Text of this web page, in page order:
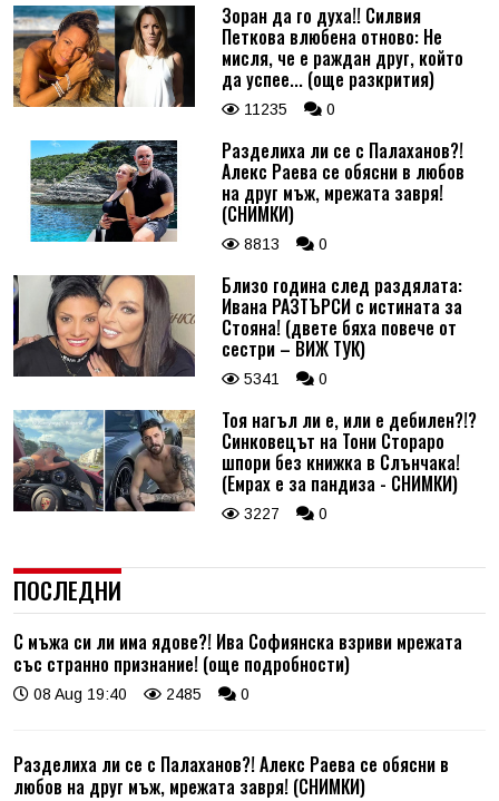
Зоран да го духа!! Силвия
Петкова влюбена отново: Не
мисля, че е раждан друг, който
да успее... (още разкрития)
11235 0
Разделиха ли се с Палаханов?!
Алекс Раева се обясни в любов
на друг мъж, мрежата завря!
(СНИМКИ)
8813 0
Близо година след раздялата:
Ивана РАЗТЪРСИ с истината за
Стояна! (двете бяха повече от
сестри – ВИЖ ТУК)
5341 0
Тоя нагъл ли е, или е дебилен?!?
Синковецът на Тони Стораро
шпори без книжка в Слънчака!
(Емрах е за пандиза - СНИМКИ)
3227 0
ПОСЛЕДНИ
С мъжа си ли има ядове?! Ива Софиянска взриви мрежата
със странно признание! (още подробности)
08 Aug 19:40 2485 0
Разделиха ли се с Палаханов?! Алекс Раева се обясни в
любов на друг мъж, мрежата завря! (СНИМКИ)